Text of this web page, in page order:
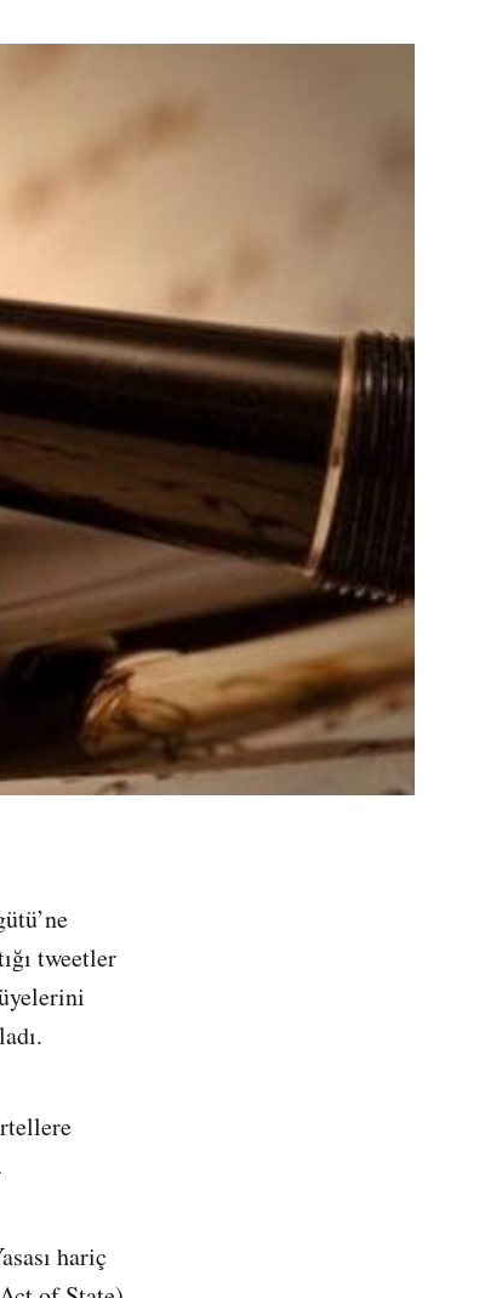
tweetler
hariç